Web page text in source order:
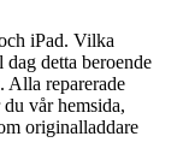
iPad. Vilka
detta beroende
reparerade
vår hemsida,
originalladdare